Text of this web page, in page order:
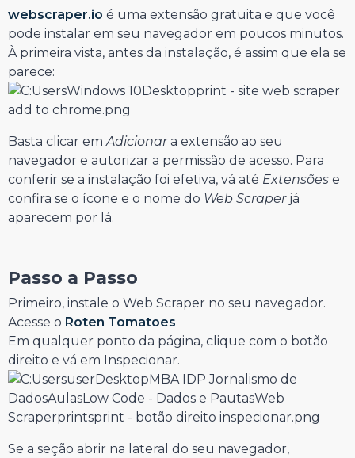
webscraper.io é uma extensão gratuita e que você
pode instalar em seu navegador em poucos minutos.
À primeira vista, antes da instalação, é assim que ela se
parece:
Basta clicar em Adicionara extensão ao seu
navegador e autorizar a permissão de acesso. Para
conferir se a instalação foi efetiva, vá até Extensões e
confira se o ícone e o nome do Web Scraperjá
aparecem por lá.
Passo a Passo
Primeiro, instale o Web Scraper no seu navegador.
Acesse o Roten Tomatoes
Em qualquer ponto da página, clique com o botão
direito e vá em Inspecionar.
Se a seção abrir na lateral do seu navegador,